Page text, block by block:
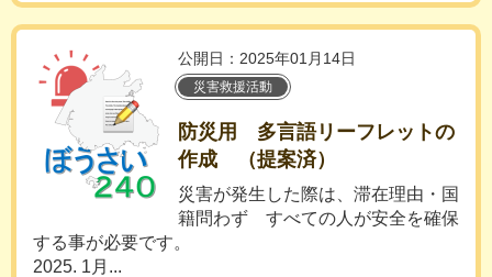
公開日：2025年01月14日
災害救援活動
防災用 多言語リーフレットの
作成 （提案済）
災害が発生した際は、滞在理由・国
籍問わず すべての人が安全を確保
する事が必要です。
2025. 1月...